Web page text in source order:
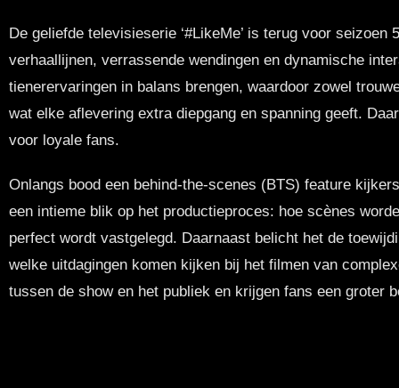
De geliefde televisieserie ‘#LikeMe’ is terug voor
verhaallijnen, verrassende wendingen en dynamische
tienerervaringen in balans brengen, waardoor zowel
wat elke aflevering extra diepgang en spanning geeft.
voor loyale fans.
Onlangs bood een behind-the-scenes (BTS) feature
een intieme blik op het productieproces: hoe scènes
perfect wordt vastgelegd. Daarnaast belicht het de
welke uitdagingen komen kijken bij het filmen van
tussen de show en het publiek en krijgen fans een groter